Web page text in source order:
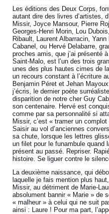
Les éditions des Deux Corps,
autant dire des livres d’artistes,
Missir, Joyce Mansour, Pierre
Georges-Henri Morin, Lou
Ribault, Laurent Albarracin,
Cabanel, ou Hervé Delabarre,
proches amis, que j’ai présenté
Saint-Malo, est l’un des trois
unes des plus hautes cimes de
un recours constant à l’écriture
Benjamin Péret et Jehan
j’écris, le dernier poète
disparition de notre cher Guy
son centenaire. Hervé est
comme par sa personnalité si
Missir, c’est « tramer un
Saisir au vol d’anciennes
sa chute, lorsque les lettres
un filet pour le funambule quand
présent au passé. Repriser.
histoire. Se liguer contre le
La deuxième naissance, qui
laquelle je fais mention plus
Missir, au détriment de Marie-
absolument bannir « Marie » de
« malheur » à celui qui ne suit
ainsi : Laure ! Pour ma part,